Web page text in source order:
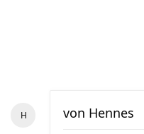
von Hennes